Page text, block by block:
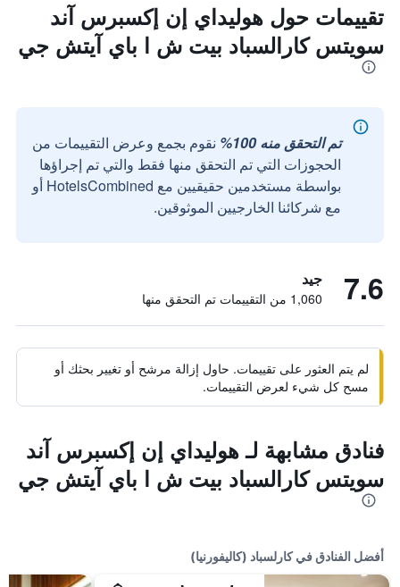
تقييمات حول هوليداي إن إكسبرس آند
سويتس كارالسباد بيت ش ا باي آيتش جي
تم التحقق منه 100%
نقوم بجمع وعرض التقييمات من
الحجوزات التي تم التحقق منها فقط والتي تم إجراؤها
بواسطة مستخدمين حقيقيين مع HotelsCombined أو
مع شركائنا الخارجيين الموثوقين.
7.6 جيد
1,060 من التقييمات تم التحقق منها
لم يتم العثور على تقييمات. حاول إزالة مرشح أو تغيير بحثك أو
مسح كل شيء لعرض التقييمات.
فنادق مشابهة لـ هوليداي إن إكسبرس آند
سويتس كارالسباد بيت ش ا باي آيتش جي
أفضل الفنادق في كارلسباد (كاليفورنيا)